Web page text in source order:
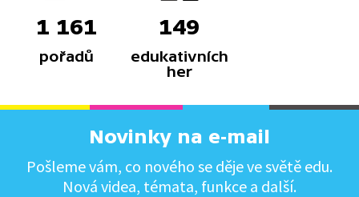
1 161
pořadů
149
edukativních
her
Novinky na e-mail
Pošleme vám, co nového se děje ve světě edu.
Nová videa, témata, funkce a další.